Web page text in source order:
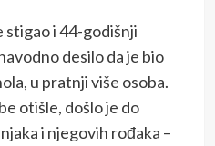
stigao i 44-godišnji
desilo da je bio
u pratnji više osoba.
otišle, došlo je do
i njegovih rođaka –